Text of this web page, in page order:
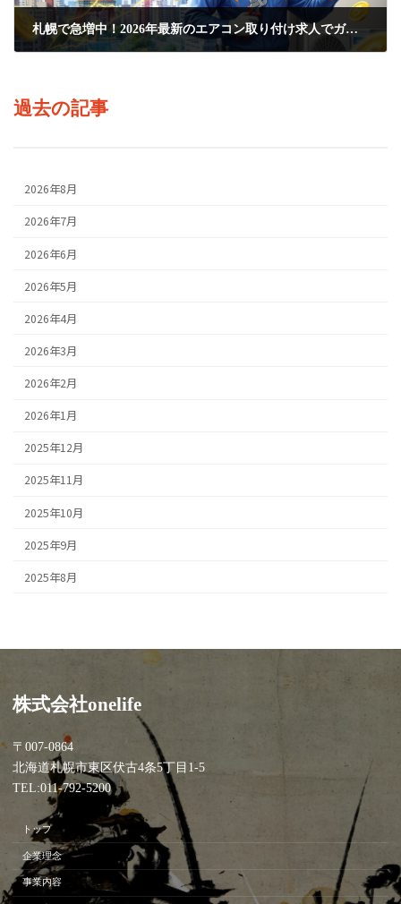
札幌で急増中！2026年最新のエアコン取り付け求人でガッツリ稼ぐ方法
過去の記事
2026年8月
2026年7月
2026年6月
2026年5月
2026年4月
2026年3月
2026年2月
2026年1月
2025年12月
2025年11月
2025年10月
2025年9月
2025年8月
株式会社onelife
〒007-0864
北海道札幌市東区伏古4条5丁目1-5
TEL:011-792-5200
トップ
企業理念
事業内容